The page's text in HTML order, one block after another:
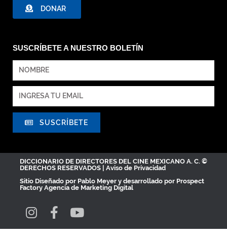
DONAR
SUSCRÍBETE A NUESTRO BOLETÍN
SUSCRÍBETE
DICCIONARIO DE DIRECTORES DEL CINE MEXICANO A. C. ©
DERECHOS RESERVADOS | Aviso de Privacidad
Sitio Diseñado por Pablo Meyer y desarrollado por Prospect
Factory Agencia de Marketing Digital